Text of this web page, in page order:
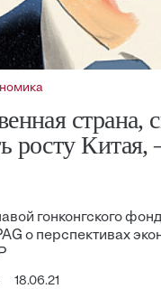
страна,
росту
гонконгского
о перспективах
18.06.21